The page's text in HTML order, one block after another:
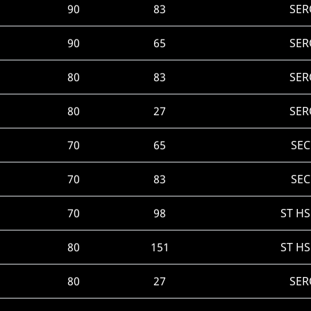
90 83
90 65
80 83
80 27
70 65
70 83
70 98 ST
80 151 ST
80 27